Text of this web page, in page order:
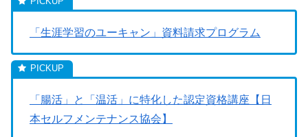
「生涯学習のユーキャン」資料請求プログラム
「腸活」と「温活」に特化した認定資格講座【日
本セルフメンテナンス協会】